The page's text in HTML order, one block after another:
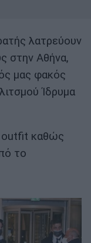
λατρεύουν
στην Αθήνα,
μας φακός
Ίδρυμα
outfit καθώς
το